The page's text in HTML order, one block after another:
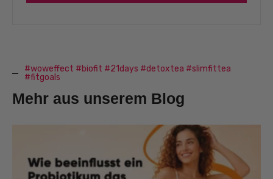
#woweffect #biofit #21days #detoxtea #slimfittea
#fitgoals
Mehr aus unserem Blog